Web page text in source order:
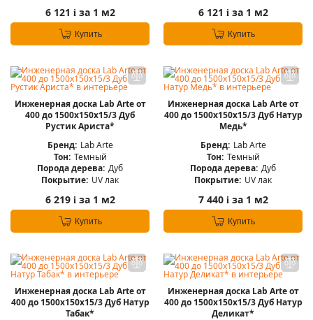
6 121 iза 1 м2
Купить
6 121 iза 1 м2
Купить
Инженерная доска Lab Arte от
400 до 1500х150х15/3 Дуб
Рустик Ариста*
Бренд: Lab Arte
Тон: Темный
Порода дерева: Дуб
Покрытие: UV лак
6 219 iза 1 м2
Купить
Инженерная доска Lab Arte от
400 до 1500х150х15/3 Дуб Натур
Медь*
Бренд: Lab Arte
Тон: Темный
Порода дерева: Дуб
Покрытие: UV лак
7 440 iза 1 м2
Купить
Инженерная доска Lab Arte от
400 до 1500х150х15/3 Дуб Натур
Табак*
Инженерная доска Lab Arte от
400 до 1500х150х15/3 Дуб Натур
Деликат*